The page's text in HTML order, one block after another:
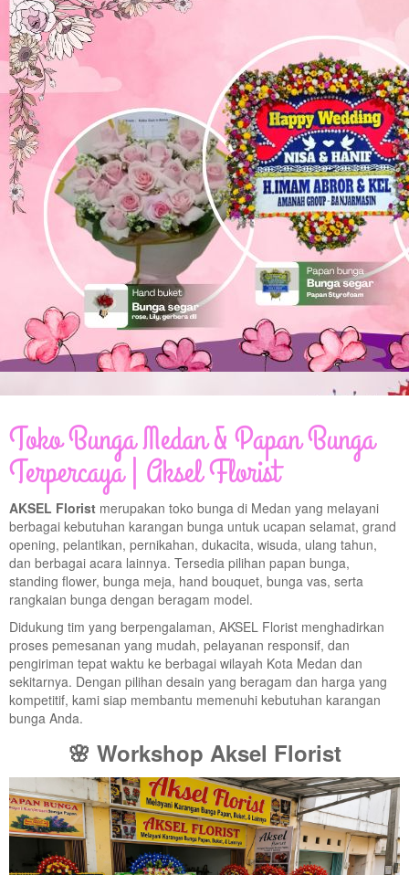
Toko Bunga Medan & Papan Bunga
Terpercaya | Aksel Florist
AKSEL Florist merupakan toko bunga di Medan yang melayani
berbagai kebutuhan karangan bunga untuk ucapan selamat, grand
opening, pelantikan, pernikahan, dukacita, wisuda, ulang tahun,
dan berbagai acara lainnya. Tersedia pilihan papan bunga,
standing flower, bunga meja, hand bouquet, bunga vas, serta
rangkaian bunga dengan beragam model.
Didukung tim yang berpengalaman, AKSEL Florist menghadirkan
proses pemesanan yang mudah, pelayanan responsif, dan
pengiriman tepat waktu ke berbagai wilayah Kota Medan dan
sekitarnya. Dengan pilihan desain yang beragam dan harga yang
kompetitif, kami siap membantu memenuhi kebutuhan karangan
bunga Anda.
🌸 Workshop Aksel Florist